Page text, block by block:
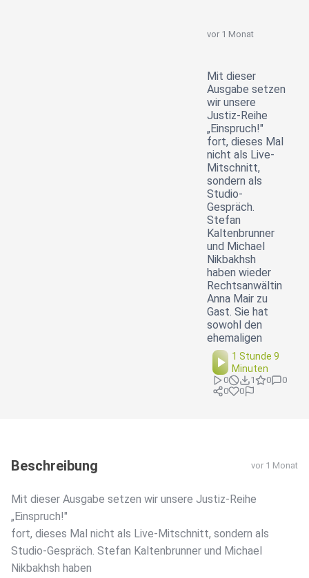
vor 1 Monat
Mit dieser
Ausgabe setzen
wir unsere
Justiz-Reihe
„Einspruch!"
fort, dieses Mal
nicht als Live-
Mitschnitt,
sondern als
Studio-
Gespräch.
Stefan
Kaltenbrunner
und Michael
Nikbakhsh
haben wieder
Rechtsanwältin
Anna Mair zu
Gast. Sie hat
sowohl den
ehemaligen
1 Stunde 9
Minuten
0 1 0
0
0
0
Beschreibung vor 1 Monat
Mit dieser Ausgabe setzen wir unsere Justiz-Reihe
„Einspruch!"
fort, dieses Mal nicht als Live-Mitschnitt, sondern als
Studio-Gespräch. Stefan Kaltenbrunner und Michael
Nikbakhsh haben